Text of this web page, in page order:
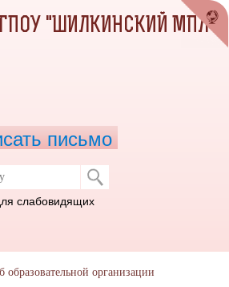
образовательные
рабочих, служащих по
ГПОУ "ШИЛКИНСКИЙ МПЛ"
письмо
слабовидящих
образовательной организации